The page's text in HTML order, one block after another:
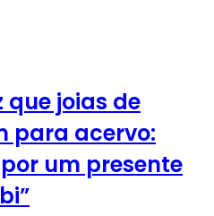
que joias de
para acervo:
um presente